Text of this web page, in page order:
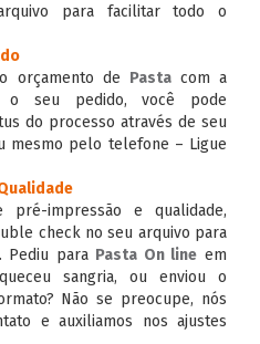
para facilitar todo o
orçamento de Pastacom a
seu pedido, você pode
do processo através de seu
mesmo pelo telefone – Ligue
pré-impressão e qualidade,
check no seu arquivo para
Pediu para Pasta On line em
sangria, ou enviou o
Não se preocupe, nós
e auxiliamos nos ajustes